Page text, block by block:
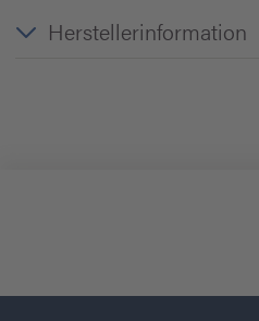
Herstellerinformation